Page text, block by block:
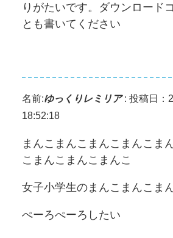
りがたいです。ダウンロード
とも書いてください
名前:ゆっくりレミリア: 投稿日：
18:52:18
まんこまんこまんこまんこま
こまんこまんこまんこ
女子小学生のまんこまんこま
ぺーろぺーろしたい